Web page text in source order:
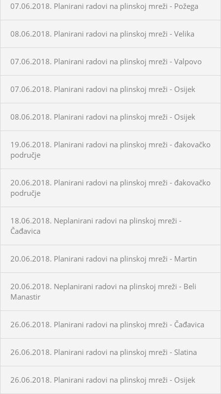
07.06.2018. Planirani radovi na plinskoj mreži - Požega
08.06.2018. Planirani radovi na plinskoj mreži - Velika
07.06.2018. Planirani radovi na plinskoj mreži - Valpovo
07.06.2018. Planirani radovi na plinskoj mreži - Osijek
08.06.2018. Planirani radovi na plinskoj mreži - Osijek
19.06.2018. Planirani radovi na plinskoj mreži - đakovačko
područje
20.06.2018. Planirani radovi na plinskoj mreži - đakovačko
područje
18.06.2018. Neplanirani radovi na plinskoj mreži -
Čađavica
20.06.2018. Planirani radovi na plinskoj mreži - Martin
20.06.2018. Neplanirani radovi na plinskoj mreži - Beli
Manastir
26.06.2018. Planirani radovi na plinskoj mreži - Čađavica
26.06.2018. Planirani radovi na plinskoj mreži - Slatina
26.06.2018. Planirani radovi na plinskoj mreži - Osijek